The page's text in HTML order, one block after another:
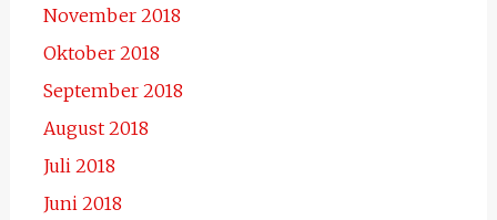
November 2018
Oktober 2018
September 2018
August 2018
Juli 2018
Juni 2018